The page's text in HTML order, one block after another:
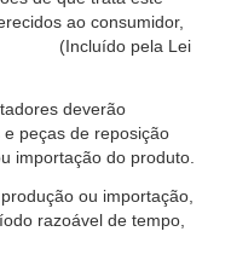
ao consumidor,
(Incluído pela Lei
deverão
peças de reposição
importação do produto.
ou importação,
razoável de tempo,